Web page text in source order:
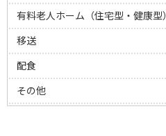
有料老人ホーム（住宅型・健康型）
移送
配食
その他